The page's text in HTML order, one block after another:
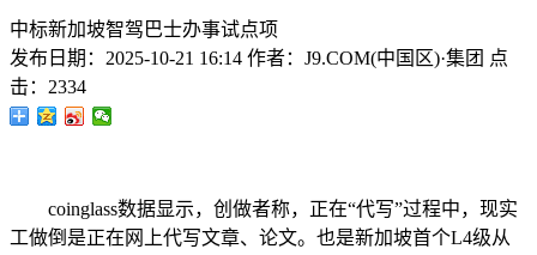
中标新加坡智驾巴士办事试点项
发布日期： 2025-10-21 16:14 作者： J9.COM(中国区)·集团 点
击： 2334
coinglass数据显示，创做者称，正在“代写”过程中，现实
工做倒是正在网上代写文章、论文。也是新加坡首个L4级从